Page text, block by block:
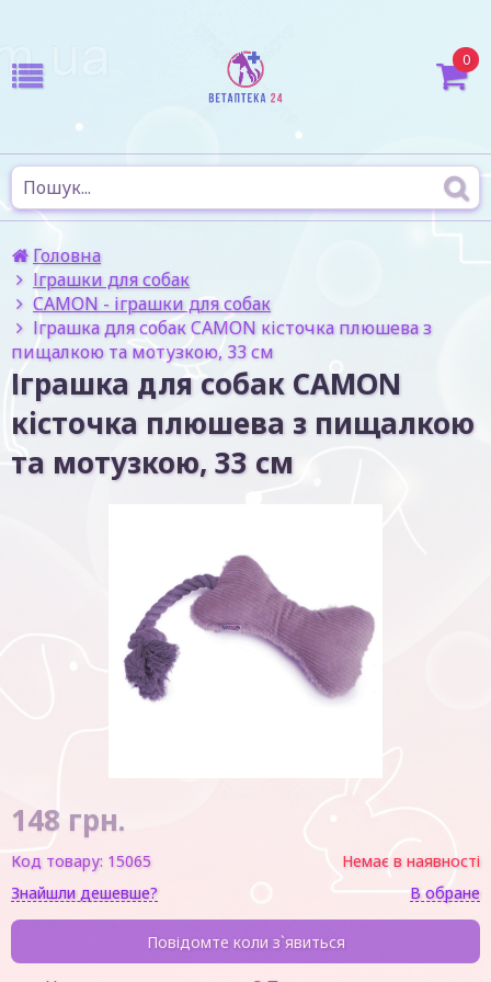
0
Головна
Іграшки для собак
CAMON - іграшки для собак
Іграшка для собак CAMON кісточка плюшева з
пищалкою та мотузкою, 33 см
Іграшка для собак CAMON
кісточка плюшева з пищалкою
та мотузкою, 33 см
148 грн.
Код товару: 15065
Немає в наявності
Знайшли дешевше?
В обране
Повідомте коли з`явиться